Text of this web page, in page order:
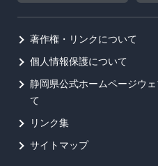
著作権・リンクについて
個人情報保護について
静岡県公式ホームページウ
て
リンク集
サイトマップ